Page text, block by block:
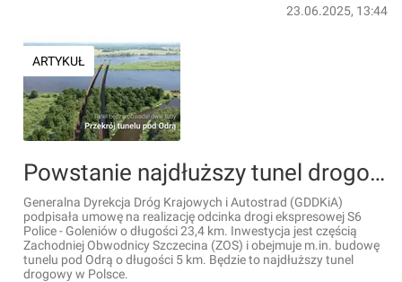
23.06.2025, 13:44
ARTYKUŁ
Powstanie najdłuższy tunel drogowy w Polsce [FILM]
Generalna Dyrekcja Dróg Krajowych i Autostrad (GDDKiA)
podpisała umowę na realizację odcinka drogi ekspresowej S6
Police - Goleniów o długości 23,4 km. Inwestycja jest częścią
Zachodniej Obwodnicy Szczecina (ZOS) i obejmuje m.in. budowę
tunelu pod Odrą o długości 5 km. Będzie to najdłuższy tunel
drogowy w Polsce.